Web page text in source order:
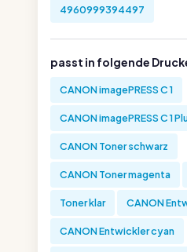
4960999394497
passt in folgende
CANON imagePRESS C 1
CANON imagePRESS C 1
CANON Toner schwarz
CANON Toner magenta
Toner klar CANON
CANON Entwickler cyan